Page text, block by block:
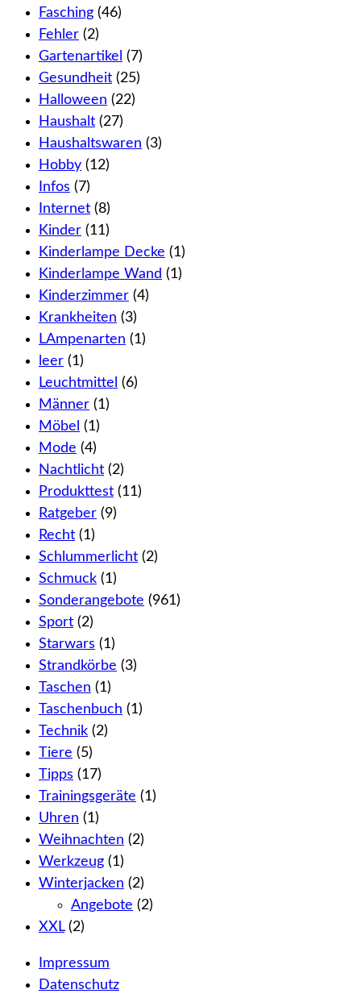
Fasching (46)
Fehler (2)
Gartenartikel (7)
Gesundheit (25)
Halloween (22)
Haushalt (27)
Haushaltswaren (3)
Hobby (12)
Infos (7)
Internet (8)
Kinder (11)
Kinderlampe Decke (1)
Kinderlampe Wand (1)
Kinderzimmer (4)
Krankheiten (3)
LAmpenarten (1)
leer (1)
Leuchtmittel (6)
Männer (1)
Möbel (1)
Mode (4)
Nachtlicht (2)
Produkttest (11)
Ratgeber (9)
Recht (1)
Schlummerlicht (2)
Schmuck (1)
Sonderangebote (961)
Sport (2)
Starwars (1)
Strandkörbe (3)
Taschen (1)
Taschenbuch (1)
Technik (2)
Tiere (5)
Tipps (17)
Trainingsgeräte (1)
Uhren (1)
Weihnachten (2)
Werkzeug (1)
Winterjacken (2)
Angebote (2)
XXL(2)
Impressum
Datenschutz